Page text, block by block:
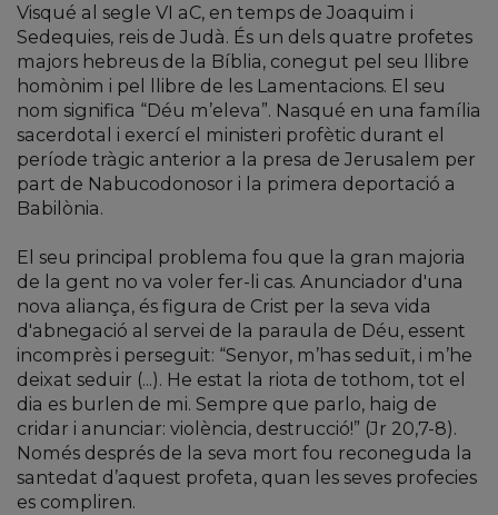
Visqué al segle VI aC, en temps de Joaquim i
Sedequies, reis de Judà. És un dels quatre profetes
majors hebreus de la Bíblia, conegut pel seu llibre
homònim i pel llibre de les Lamentacions. El seu
nom significa “Déu m’eleva”. Nasqué en una família
sacerdotal i exercí el ministeri profètic durant el
període tràgic anterior a la presa de Jerusalem per
part de Nabucodonosor i la primera deportació a
Babilònia.
El seu principal problema fou que la gran majoria
de la gent no va voler fer-li cas. Anunciador d'una
nova aliança, és figura de Crist per la seva vida
d'abnegació al servei de la paraula de Déu, essent
incomprès i perseguit: “Senyor, m’has seduït, i m’he
deixat seduir (...). He estat la riota de tothom, tot el
dia es burlen de mi. Sempre que parlo, haig de
cridar i anunciar: violència, destrucció!” (Jr 20,7-8).
Només després de la seva mort fou reconeguda la
santedat d’aquest profeta, quan les seves profecies
es compliren.